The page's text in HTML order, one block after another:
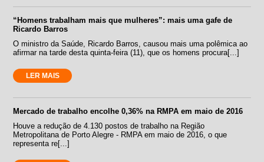
“Homens trabalham mais que mulheres”: mais uma gafe de
Ricardo Barros
O ministro da Saúde, Ricardo Barros, causou mais uma polêmica ao
afirmar na tarde desta quinta-feira (11), que os homens procura[...]
LER MAIS
Mercado de trabalho encolhe 0,36% na RMPA em maio de 2016
Houve a redução de 4.130 postos de trabalho na Região
Metropolitana de Porto Alegre - RMPA em maio de 2016, o que
representa re[...]